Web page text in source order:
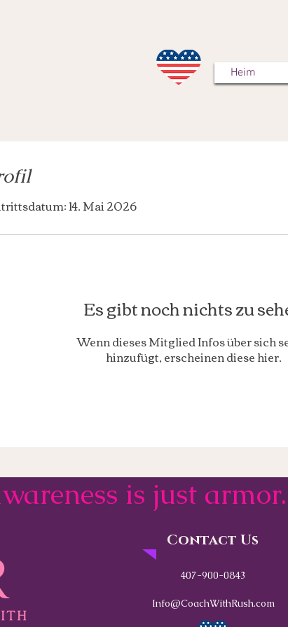
Heim
14. Mai 2026
Es gibt noch nichts zu
Wenn dieses Mitglied Infos über sich
hinzufügt, erscheinen diese hier.
Contact Us
407-900-0843
Info@CoachWithRush.com
is just